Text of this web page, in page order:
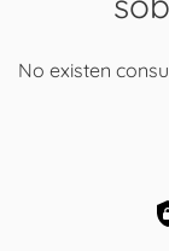
No existen